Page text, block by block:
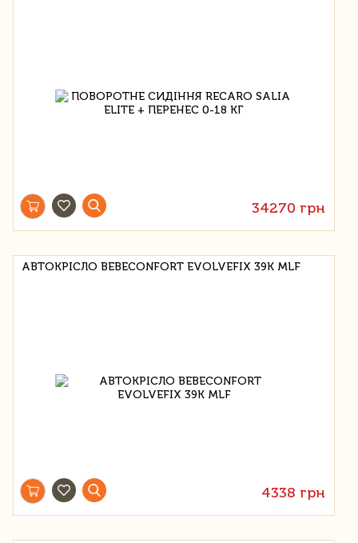
34270 грн
АВТОКРІСЛО BEBECONFORT EVOLVEFIX 39K MLF
4338 грн